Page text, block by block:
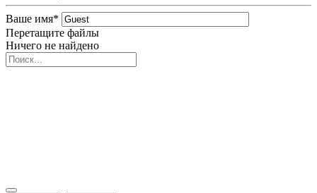
Ваше имя*
Перетащите файлы
Ничего не найдено